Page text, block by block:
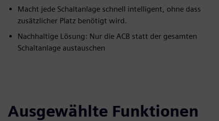
Macht jede Schaltanlage schnell intelligent, ohne dass
zusätzlicher Platz benötigt wird.
Nachhaltige Lösung: Nur die ACB statt der gesamten
Schaltanlage austauschen
Ausgewählte Funktionen